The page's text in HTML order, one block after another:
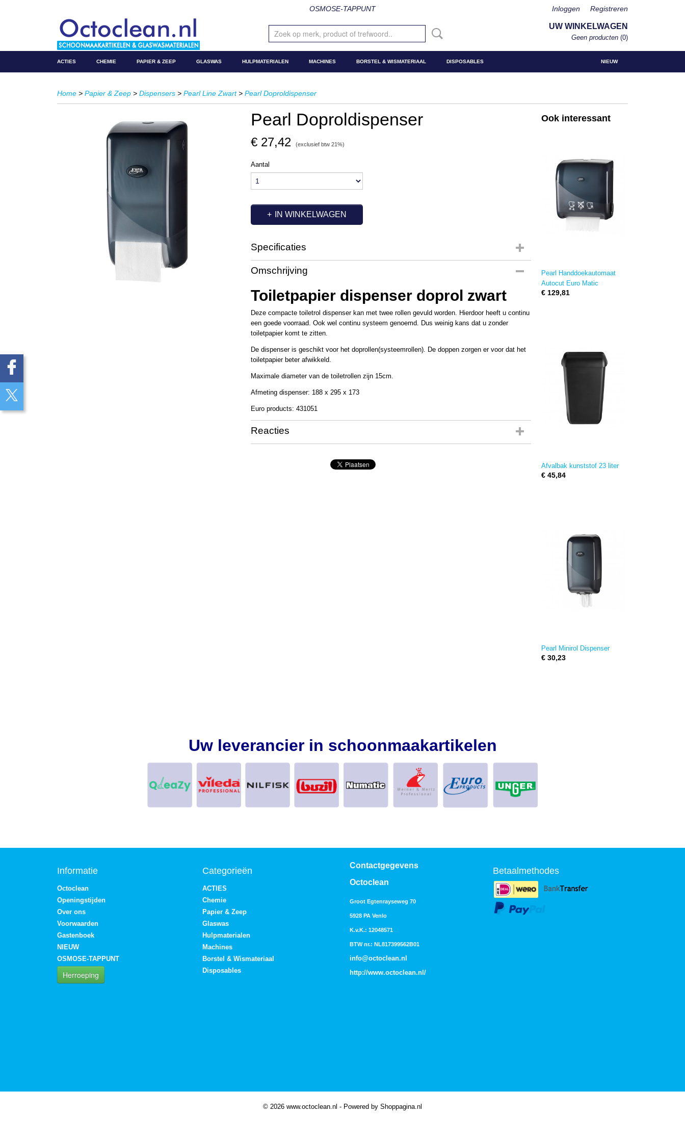
OSMOSE-TAPPUNT Inloggen Registreren
UW WINKELWAGEN
Geen producten (0)
NIEUW
ACTIES CHEMIE PAPIER & ZEEP GLASWAS HULPMATERIALEN MACHINES BORSTEL & WISMATERIAAL DISPOSABLES
Home > Papier & Zeep > Dispensers > Pearl Line Zwart> Pearl Doproldispenser
Pearl Doproldispenser
€ 27,42 (exclusief btw 21%)
Aantal
IN WINKELWAGEN
Specificaties
Productcode
Productcode leverancier
Omschrijving
Toiletpapier dispenser doprol zwart
Deze compacte toiletrol dispenser kan met twee rollen gevuld worden. Hierdoor heeft u continu
een goede voorraad. Ook wel continu systeem genoemd. Dus weinig kans dat u zonder
toiletpapier komt te zitten.
De dispenser is geschikt voor het doprollen(systeemrollen). De doppen zorgen er voor dat het
toiletpapier beter afwikkeld.
Maximale diameter van de toiletrollen zijn 15cm.
Afmeting dispenser: 188 x 295 x 173
Euro products: 431051
Reacties
Ook interessant
Pearl Handdoekautomaat
Autocut Euro Matic
€ 129,81
Afvalbak kunststof 23 liter
€ 45,84
Pearl Minirol Dispenser
€ 30,23
Uw leverancier in schoonmaakartikelen
Informatie
Octoclean
Openingstijden
Over ons
Voorwaarden
Gastenboek
NIEUW
OSMOSE-TAPPUNT
Herroeping
Categorieën
ACTIES
Chemie
Papier & Zeep
Glaswas
Hulpmaterialen
Machines
Borstel & Wismateriaal
Disposables
Contactgegevens
Octoclean
Groot Egtenrayseweg 70
5928 PA Venlo
K.v.K.: 12048571
BTW nr.: NL817399562B01
info@octoclean.nl
http://www.octoclean.nl /
Betaalmethodes
© 2026 www.octoclean.nl - Powered by Shoppagina.nl